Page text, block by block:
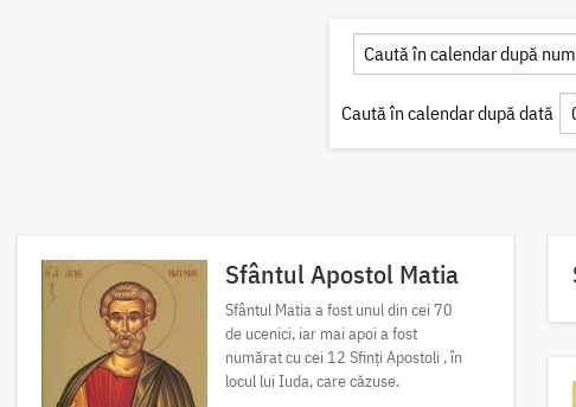
Caută în calendar după dată
Sfântul Apostol Matia
Sfântul Matia a fost unul din cei 70
de ucenici, iar mai apoi a fost
numărat cu cei 12 Sfinți Apostoli , în
locul lui Iuda, care căzuse.